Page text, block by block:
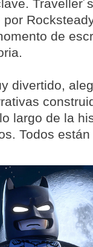
de
divertido,
largo de la
Todos